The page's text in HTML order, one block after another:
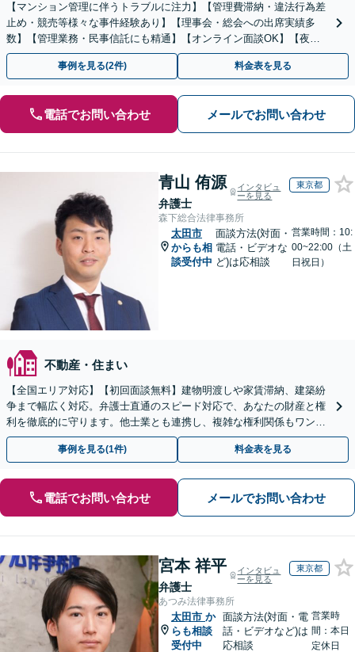
【マンション管理に伴うトラブルに注力】【管理費滞納・違法行為差
止め・競売等様々な事件経験あり】【理事会・総会への出席実績多
数】【管理業務・民事信託にも精通】【オンライン面談OK】【夜
間・休日相談可】
事例を見る(2件) 料金表を見る
電話でお問い合わせ メールでお問い合わせ
青山 侑源
弁護士
インタビュ
ーを見る
東京都
森下総合法律事務所
太田市
からも相
談受付中
面談方法(対面・
電話・ビデオな
ど)は応相談
営業時間：10:
00~22:00（土
日祝日）
不動産・住まい
【全国エリア対応】【初回面談無料】建物明渡しや家賃滞納、建築紛
争まで幅広く対応。弁護士直通のスピード対応で、あなたの財産と権
利を徹底的に守ります。他士業とも連携し、複雑な権利関係もワンス
トップで解決。【弁護士直通・LINE相談可】
事例を見る(1件) 料金表を見る
電話でお問い合わせ メールでお問い合わせ
宮本 祥平
弁護士
インタビュ
ーを見る
東京都
あつみ法律事務所
太田市 か
らも相談
受付中
面談方法(対面・電
話・ビデオなど)は
応相談
営業時
間：本日
定休日